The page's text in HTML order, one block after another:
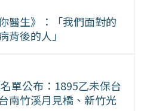
醫生》：「我們面對的
背後的人」
單公布：1895乙未保台
南竹溪月見橋、新竹光